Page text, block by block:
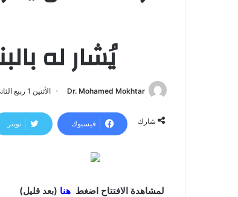
يُشار له
Dr. Mohamed Mokhtar الأثنين 1 ربيع الثاني 1437هـ - 11 يناير 2016م | 7:03 م
شارك فيسبوك تويتر
لمشاهدة الافتتاح اضغط هنا (بعد قليل)